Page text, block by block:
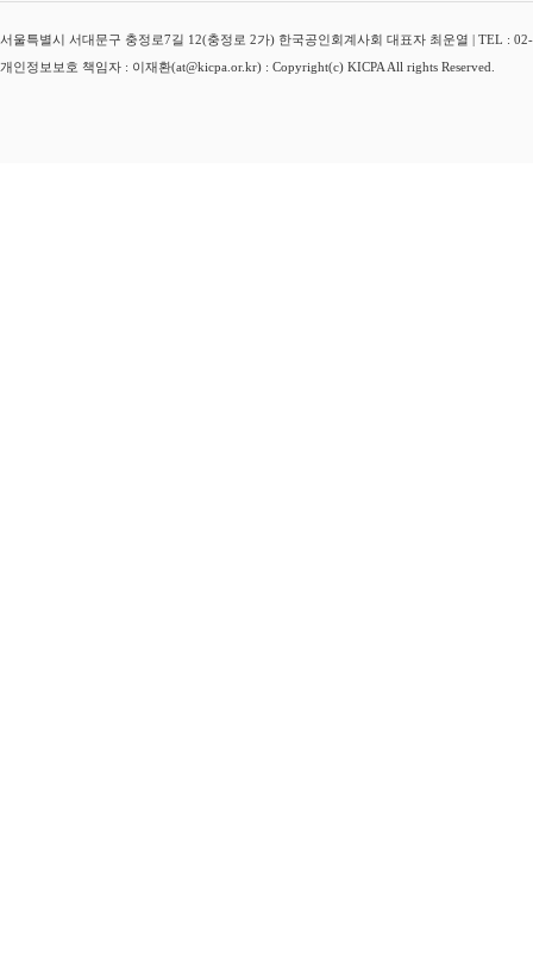
서울특별시 서대문구 충정로7길 12(충정로 2가) 한국공인회계사회 대표자 최운열 | TEL :
개인정보보호 책임자 : 이재환(at@kicpa.or.kr) : Copyright(c) KICPA All rights Reserved.